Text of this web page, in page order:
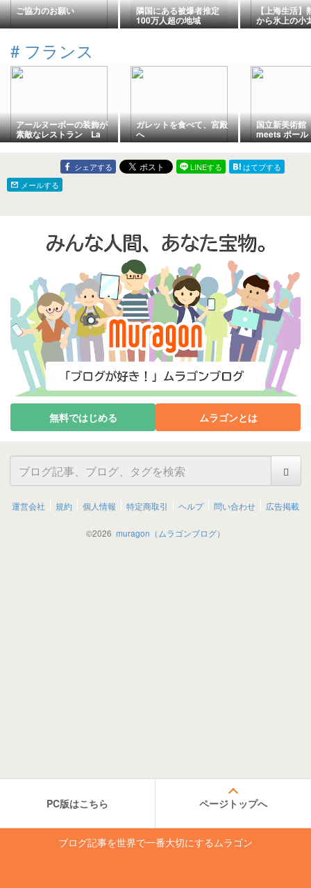
ご協力のお願い 隣国にある被爆者推定
100万人超の地域
【上海生活】
から氷上の小
色とりどりの
# フランス
アールヌーボーの装飾が
素敵なレストラン La
Cigale @Nantes France
ガレットを食べて、宮殿
へ
国立新美術館
meets ポール
遊び心の冒険
シェアする LINEする
はてブする
メールする
無料ではじめる ムラゴンとは
運営会社 規約 個人情報 特定商取引 ヘルプ 問い合わせ 広告掲載
©2026 muragon（ムラゴンブログ）
PC版はこちら ページトップへ
ブログ記事を世界で一番大切にするムラゴン